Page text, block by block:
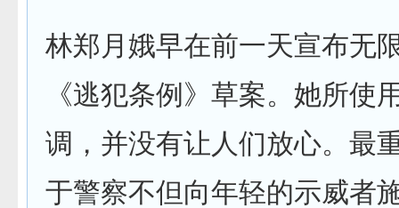
林郑月娥早在前一天宣布无
《逃犯条例》草案。她所使
调，并没有让人们放心。最
于警察不但向年轻的示威者